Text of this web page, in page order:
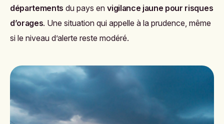
départements du pays envigilance jaune pour risques
d’orages. Une situation qui appelle à la prudence, même
si le niveau d’alerte reste modéré.